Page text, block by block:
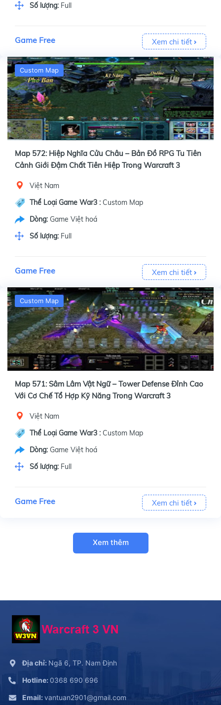
Số lượng: Full
Game Free Xem chi tiết
Custom Map
Map 572: Hiệp Nghĩa Cửu Châu – Bản Đồ RPG Tu Tiên
Cảnh Giới Đậm Chất Tiên Hiệp Trong Warcraft 3
Việt Nam
Thể Loại Game War3 : Custom Map
Dòng: Game Việt hoá
Số lượng: Full
Game Free Xem chi tiết
Custom Map
Map 571: Sâm Lâm Vật Ngữ – Tower Defense Đỉnh Cao
Với Cơ Chế Tổ Hợp Kỹ Năng Trong Warcraft 3
Việt Nam
Thể Loại Game War3 : Custom Map
Dòng: Game Việt hoá
Số lượng: Full
Game Free Xem chi tiết
Xem thêm
Địa chỉ: Ngã 6, TP. Nam Định
Hotline: 0368 690 696
Email:vantuan2901@gmail.com